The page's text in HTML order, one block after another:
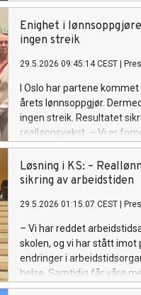
Enighet i
ingen streik
29.5.2026 09:45:14 CEST
I Oslo har partene
årets lønnsoppgjør.
ingen streik. Resultatet
reallønnsvekst. – Vi er
ha kommet til enighet i et
vanskelig oppgjør, der vi
overtid, sier
Løsning i KS: –
sikring av arbeidstiden
29.5.2026 01:15:07 CEST
– Vi har reddet
skolen, og vi har stått imot
endringer i
helse. Samtidig får våre
reallønnsøkning, sier Unios